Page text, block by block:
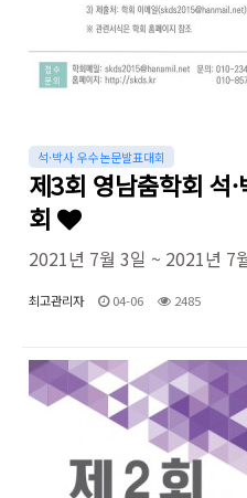
석·박사 우수논문발표대회
제3회 영남춤학회 석
회
2021년 7월 3일 ~ 2021년 7
최고관리자 04-06 2485